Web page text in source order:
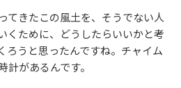
てきたこの風土を、そうでない人
くために、どうしたらいいかと考
ろうと思ったんですね。チャイム
があるんです。